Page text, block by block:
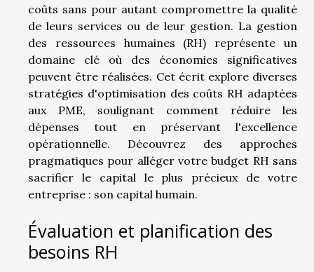
coûts sans pour autant compromettre la qualité
de leurs services ou de leur gestion. La gestion
des ressources humaines (RH) représente un
domaine clé où des économies significatives
peuvent être réalisées. Cet écrit explore diverses
stratégies d'optimisation des coûts RH adaptées
aux PME, soulignant comment réduire les
dépenses tout en préservant l'excellence
opérationnelle. Découvrez des approches
pragmatiques pour alléger votre budget RH sans
sacrifier le capital le plus précieux de votre
entreprise : son capital humain.
Évaluation et planification des
besoins RH